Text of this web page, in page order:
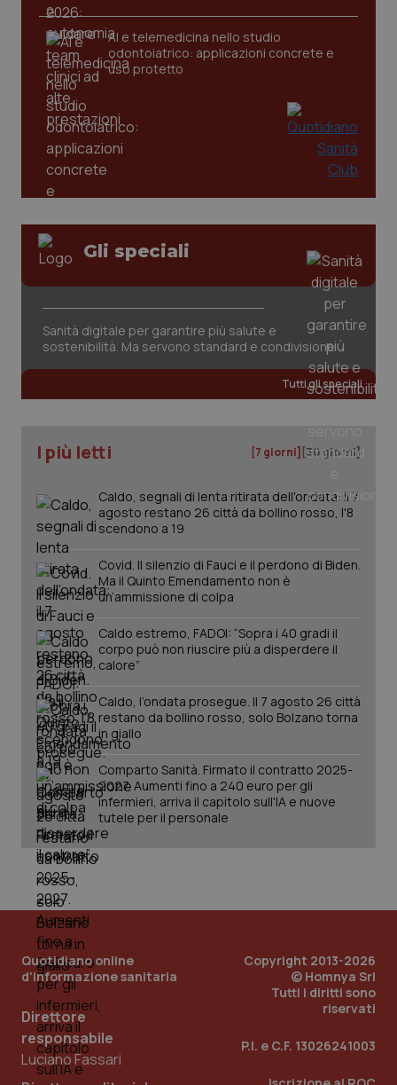
AI e telemedicina nello studio
odontoiatrico: applicazioni concrete e
uso protetto
Gli speciali
Sanità digitale per garantire più salute e
sostenibilità. Ma servono standard e condivisione
Tutti gli speciali
I più letti [7 giorni] [30 giorni]
Caldo, segnali di lenta ritirata dell'ondata: il 7
agosto restano 26 città da bollino rosso, l'8
scendono a 19
Covid. Il silenzio di Fauci e il perdono di Biden.
Ma il Quinto Emendamento non è
un’ammissione di colpa
Caldo estremo, FADOI: “Sopra i 40 gradi il
corpo può non riuscire più a disperdere il
calore”
Caldo, l’ondata prosegue. Il 7 agosto 26 città
restano da bollino rosso, solo Bolzano torna
in giallo
Comparto Sanità. Firmato il contratto 2025-
2027. Aumenti fino a 240 euro per gli
infermieri, arriva il capitolo sull'IA e nuove
tutele per il personale
Quotidiano online
d'informazione sanitaria
Direttore
responsabile
Luciano Fassari
Copyright 2013-2026
© Homnya Srl
Tutti i diritti sono
riservati
P.I. e C.F. 13026241003
session-id
PHPSESSID
PHP.net
www.quotidianosanita.it
_ga_KM60CM4NPH .quotidianosanita.it
1
mese